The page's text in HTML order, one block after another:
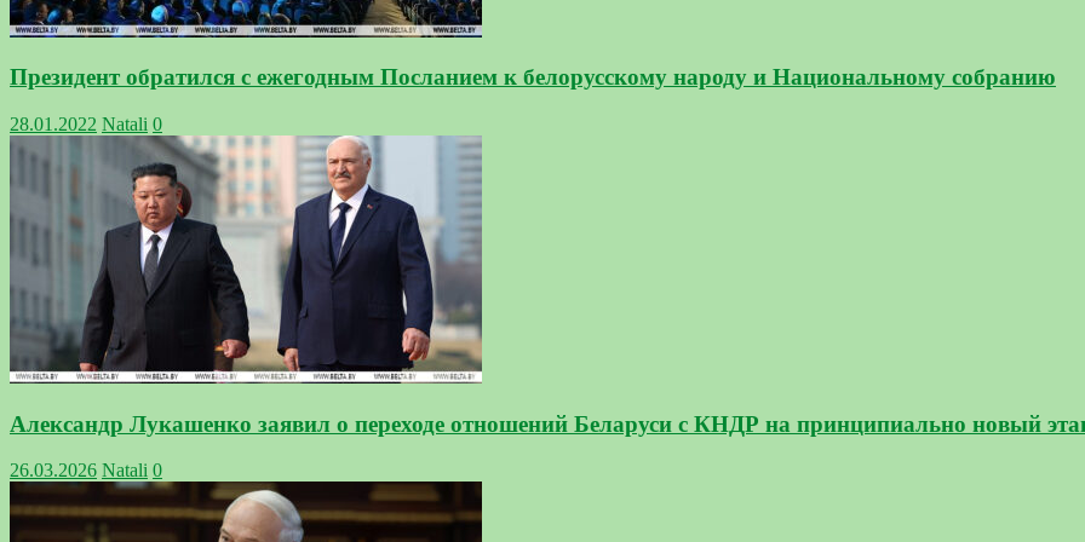
Президент обратился с ежегодным Посланием к белорусскому народу и Национальному собранию
28.01.2022 Natali 0
Александр Лукашенко заявил о переходе отношений Беларуси с КНДР на принципиально новый
26.03.2026 Natali 0